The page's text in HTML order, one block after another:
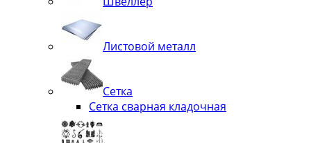
Листовой металл
Сетка
Сетка сварная кладочная